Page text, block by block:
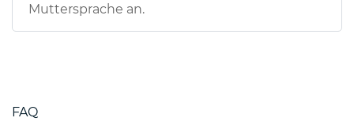
Muttersprache an.
FAQ